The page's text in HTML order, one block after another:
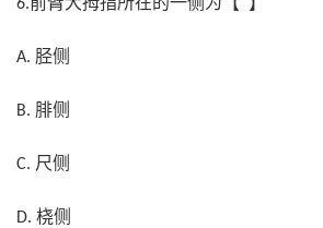
6.
A. 胫侧
B. 腓侧
C. 尺侧
D. 桡侧